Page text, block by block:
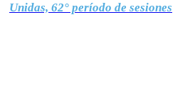
Unidas, 62° período de sesiones